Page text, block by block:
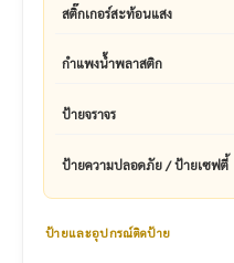
สติ๊กเกอร์สะท้อนแสง
กำแพงน้ำพลาสติก
ป้ายจราจร
ป้ายความปลอดภัย / ป้ายเซฟตี้
ป้ายและอุปกรณ์ติดป้าย